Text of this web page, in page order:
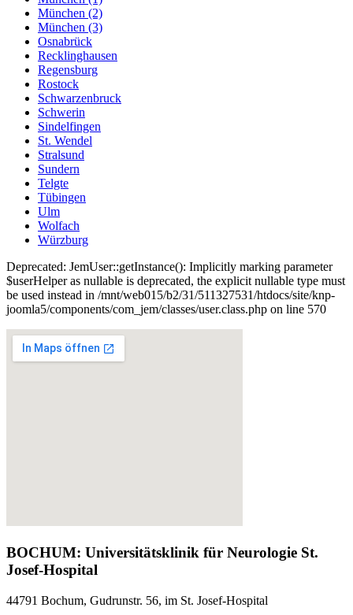
München (2)
München (3)
Osnabrück
Recklinghausen
Regensburg
Rostock
Schwarzenbruck
Schwerin
Sindelfingen
St. Wendel
Stralsund
Sundern
Telgte
Tübingen
Ulm
Wolfach
Würzburg
Deprecated: JemUser::getInstance(): Implicitly marking parameter
$userHelper as nullable is deprecated, the explicit nullable type must
be used instead in /mnt/web015/b2/31/511327531/htdocs/site/knp-
joomla5/components/com_jem/classes/user.class.php on line 570
BOCHUM: Universitätsklinik für Neurologie St.
Josef-Hospital
44791 Bochum, Gudrunstr. 56, im St. Josef-Hospital